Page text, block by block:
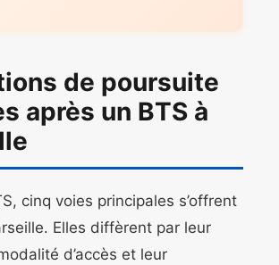
de poursuite
après un BTS à
cinq voies principales s’offrent
Elles diffèrent par leur
d’accès et leur